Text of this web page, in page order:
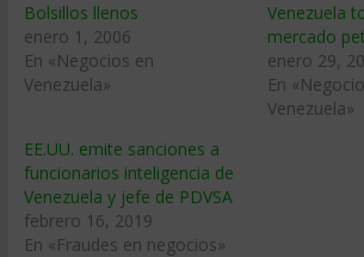
Bolsillos llenos
enero 1, 2006
En «Negocios en
Venezuela»
Venezuela
mercado
enero 29,
En
Venezuela»
EE.UU. emite sanciones a
funcionarios inteligencia de
Venezuela y jefe de PDVSA
febrero 16, 2019
En «Fraudes en negocios»